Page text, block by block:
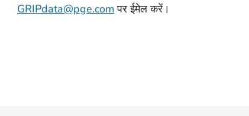
GRIPdata@pge.com पर ईमेल करें।